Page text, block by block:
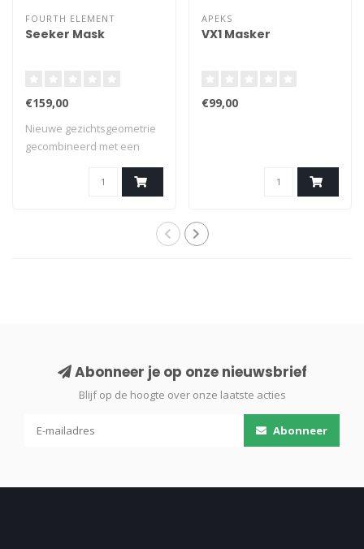
FOURTH ELEMENT
Seeker Mask
€159,00
Nieuwe gezichtsgeometrie
gecombineerd met een
APEKS
VX1 Masker
€99,00
Abonneer je op onze nieuwsbrief
Blijf op de hoogte over onze laatste acties
Abonneer